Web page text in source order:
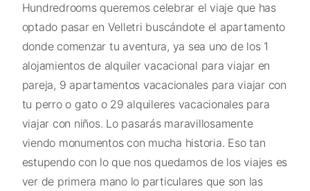
Hundredrooms queremos celebrar el viaje que has
optado pasar en Velletri buscándote el apartamento
donde comenzar tu aventura, ya sea uno de los 1
alojamientos de alquiler vacacional para viajar en
pareja, 9 apartamentos vacacionales para viajar con
tu perro o gato o 29 alquileres vacacionales para
viajar con niños. Lo pasarás maravillosamente
viendo monumentos con mucha historia. Eso tan
estupendo con lo que nos quedamos de los viajes es
ver de primera mano lo particulares que son las